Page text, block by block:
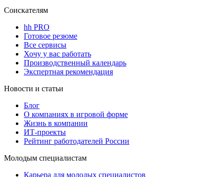
Соискателям
hh PRO
Готовое резюме
Все сервисы
Хочу у вас работать
Производственный календарь
Экспертная рекомендация
Новости и статьи
Блог
О компаниях в игровой форме
Жизнь в компании
ИТ-проекты
Рейтинг работодателей России
Молодым специалистам
Карьера для молодых специалистов